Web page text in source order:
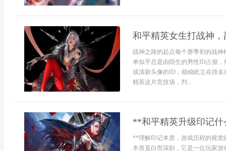
和平精英女生打战神
战神之路的起点每个赛季初的战
单似乎总是由陌生的男性ID占据
或清新头像的ID，稳稳屹立在排
精英这片竞技场，判...
**和平精英升级印记
**理解印记本质，游戏历程的视
本质直白而深刻，它是一位玩家